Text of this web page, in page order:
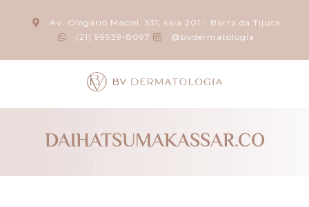
Av. Olegário Maciel, 531, sala 201 - Barra da Tijuca
(21) 99939-8097
@bvdermatologia
DAIHATSUMAKASSAR.CO